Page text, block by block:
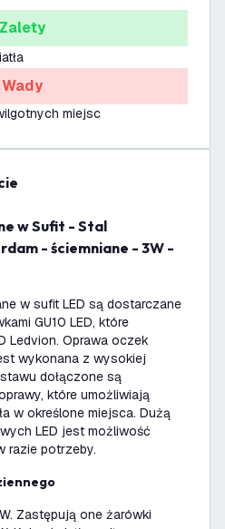
Zalety
Wady
miejsc
- ściemniane - 3W -
w sufit LED są dostarczane
GU10 LED, które
Ledvion. Oprawa oczek
wykonana z wysokiej
dołączone są
które umożliwiają
w określone miejsca. Dużą
LED jest możliwość
razie potrzeby.
Zastępują one żarówki